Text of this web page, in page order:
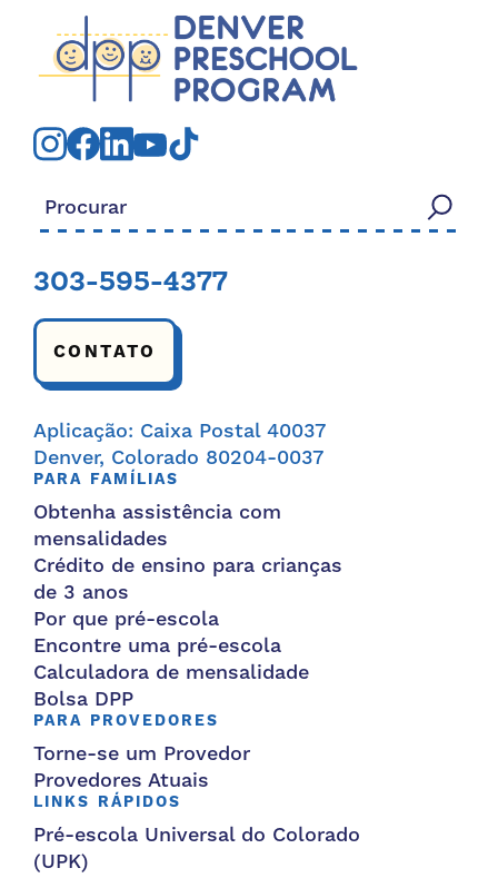
Procurar:
303-595-4377
CONTATO
Aplicação: Caixa Postal 40037
Denver, Colorado 80204-0037
PARA FAMÍLIAS
Obtenha assistência com
mensalidades
Crédito de ensino para crianças
de 3 anos
Por que pré-escola
Encontre uma pré-escola
Calculadora de mensalidade
Bolsa DPP
PARA PROVEDORES
Torne-se um Provedor
Provedores Atuais
LINKS RÁPIDOS
Pré-escola Universal do Colorado
(UPK)